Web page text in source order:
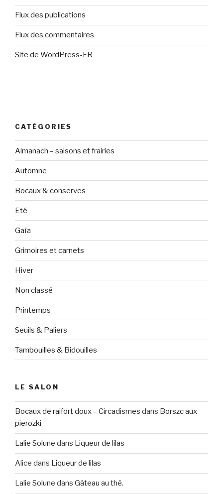
Flux des publications
Flux des commentaires
Site de WordPress-FR
CATÉGORIES
Almanach – saisons et frairies
Automne
Bocaux & conserves
Eté
Gaïa
Grimoires et carnets
Hiver
Non classé
Printemps
Seuils & Paliers
Tambouilles & Bidouilles
LE SALON
Bocaux de raifort doux – Circadismes dans Borszc aux
pierozki
Lalie Solune dans Liqueur de lilas
Alice dans Liqueur de lilas
Lalie Solune dans Gâteau au thé.